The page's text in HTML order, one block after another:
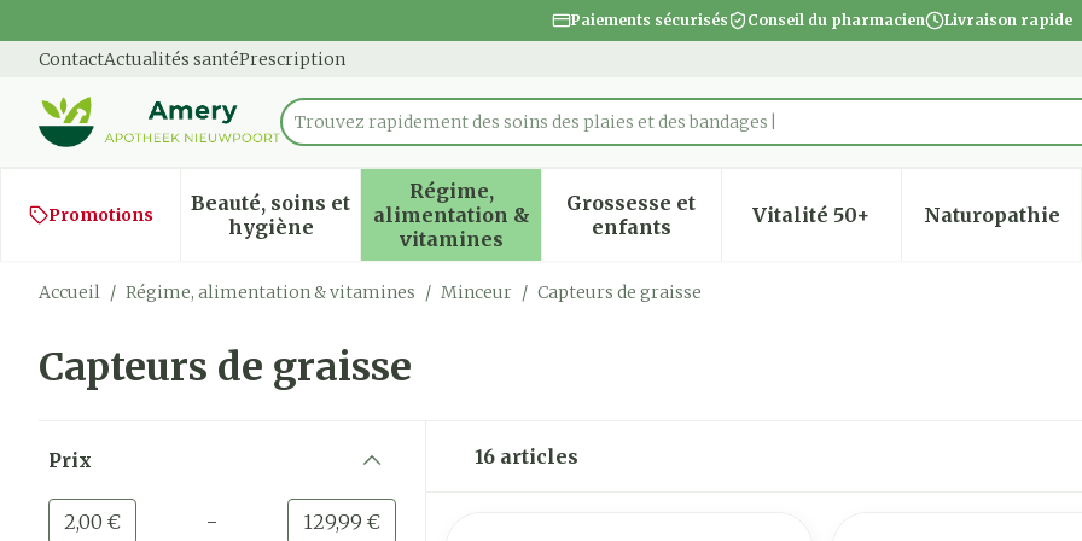
Paiements sécurisés Conseil du pharmacien Livraison rapide
ContactActualités santéPrescription
Rechercher
Trouvez rapidement des soins des plaies et des bandages
Promotions
Beauté, soins et
hygièneAfficher le sous-menu pour la catégorie Beauté, soins et hygiène
Régime,
alimentation &
vitamines
Afficher le sous-menu pour la catégorie Régime,
Grossesse et
enfantsAfficher le sous-menu pour la catégorie
Vitalité 50+Afficher le sous-menu
Naturopathie
Afficher
Accueil / Régime, alimentation & vitamines / Minceur / Capteurs de graisse
Capteurs de graisse
Prix
Valeur minimale
2,00 € - Valeur maximale
129,99 €
16 articles